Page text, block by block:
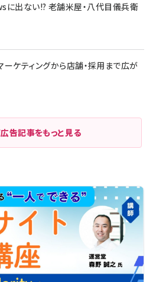
出ない!? 老舗米屋・八代目儀兵衛
ーケティングから店舗・採用まで広が
告記事をもっと見る